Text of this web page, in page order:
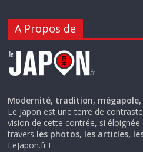
A Propos de
Modernité, tradition,
Le Japon est une terre de
vision de cette contrée, si
travers les photos, les articles,
LeJapon.fr !